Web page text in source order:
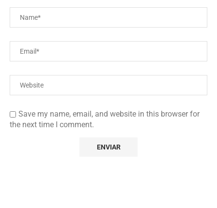
Save my name, email, and website in this browser for
the next time I comment.